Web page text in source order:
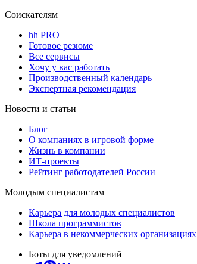
Соискателям
hh PRO
Готовое резюме
Все сервисы
Хочу у вас работать
Производственный календарь
Экспертная рекомендация
Новости и статьи
Блог
О компаниях в игровой форме
Жизнь в компании
ИТ-проекты
Рейтинг работодателей России
Молодым специалистам
Карьера для молодых специалистов
Школа программистов
Карьера в некоммерческих организациях
Боты для уведомлений